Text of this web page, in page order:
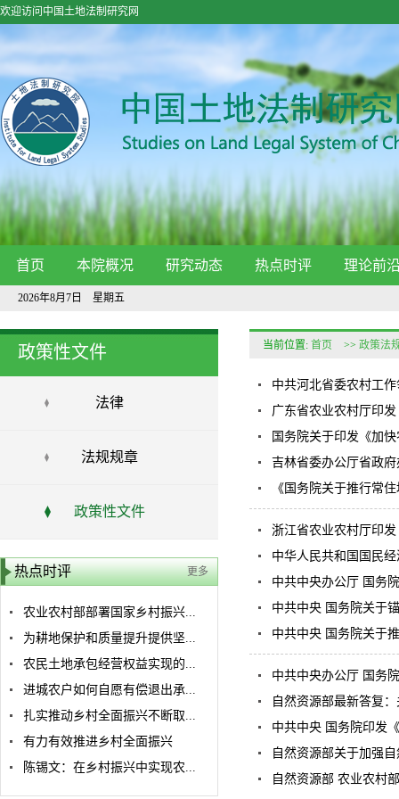
欢迎访问中国土地法制研究网
首页 本院概况 研究动态 热点时评 理论前
2026年8月7日 星期五
政策性文件
法律
法规规章
政策性文件
热点时评 更多
农业农村部部署国家乡村振兴...
为耕地保护和质量提升提供坚...
农民土地承包经营权益实现的...
进城农户如何自愿有偿退出承...
扎实推动乡村全面振兴不断取...
有力有效推进乡村全面振兴
陈锡文：在乡村振兴中实现农...
当前位置: 首页 >> 政策法
中共河北省委农村工
广东省农业农村厅印
国务院关于印发《加
吉林省委办公厅省政
《国务院关于推行常
浙江省农业农村厅印
中华人民共和国国民
中共中央办公厅 国务
中共中央 国务院关于
中共中央 国务院关于
中共中央办公厅 国务
自然资源部最新答复
中共中央 国务院印发
自然资源部关于加强
自然资源部 农业农村